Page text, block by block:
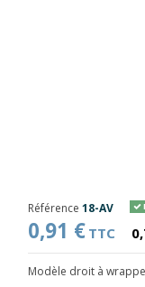
Référence 18-AV
0,91 € TTC
Modèle droit à